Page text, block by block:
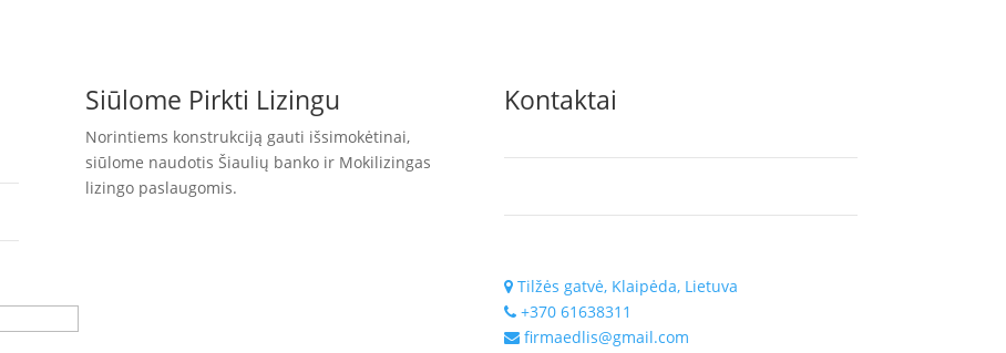
Siūlome Pirkti Lizingu
Norintiems konstrukciją gauti išsimokėtinai,
siūlome naudotis Šiaulių banko ir Mokilizingas
lizingo paslaugomis.
Kontaktai
Tilžės gatvė, Klaipėda, Lietuva
+370 61638311
firmaedlis@gmail.com